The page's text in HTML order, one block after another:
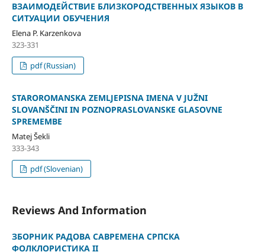
ВЗАИМОДЕЙСТВИЕ БЛИЗКОРОДСТВЕННЫХ ЯЗЫКОВ В
СИТУАЦИИ ОБУЧЕНИЯ
Elena P. Karzenkova
323-331
pdf (Russian)
STAROROMANSKA ZEMLJEPISNA IMENA V JUŽNI
SLOVANŠČINI IN POZNOPRASLOVANSKE GLASOVNE
SPREMEMBE
Matej Šekli
333-343
pdf (Slovenian)
Reviews And Information
ЗБОРНИК РАДОВА САВРЕМЕНА СРПСКА
ФОЛКЛОРИСТИКА II